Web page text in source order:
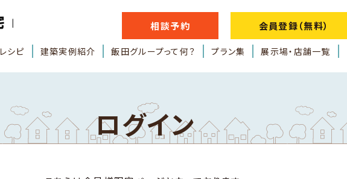
レシピ 建築実例紹介 飯田グループって何？ プラン集 展示場・店舗一覧
相談予約 会員登録（無料）
ログイン